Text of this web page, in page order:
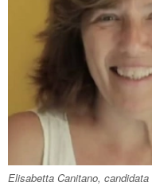
Elisabetta Canitano,